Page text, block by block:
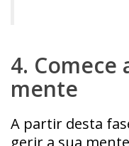
4. Comece
mente
A partir desta
gerir a sua